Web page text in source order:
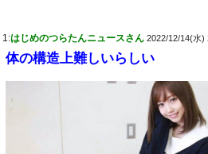
1:はじめのつらたんニュースさん 2022/12/14(水)
体の構造上難しいらしい